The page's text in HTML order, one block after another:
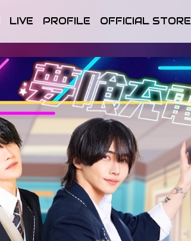
LIVE PROFILE OFFICIAL STORE